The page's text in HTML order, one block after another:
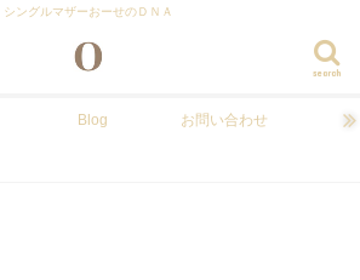
シングルマザーおーせのＤＮＡ
search
Blog お問い合わせ